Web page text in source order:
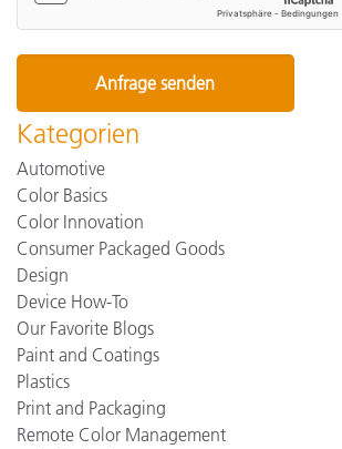
Kategorien
Automotive
Color Basics
Color Innovation
Consumer Packaged Goods
Design
Device How-To
Our Favorite Blogs
Paint and Coatings
Plastics
Print and Packaging
Remote Color Management